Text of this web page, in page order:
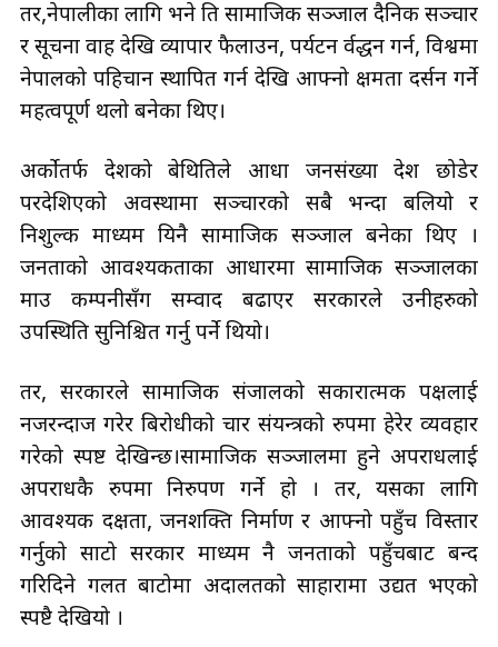
तर,नेपालीका लागि भने ति सामाजिक सञ्जाल दैनिक सञ्चार
र सूचना प्रवाह देखि व्यापार फैलाउन, पर्यटन प्रर्वद्धन गर्न, विश्वमा
नेपालको पहिचान स्थापित गर्न देखि आफ्नो क्षमता प्रदर्सन गर्ने
महत्वपूर्ण थलो बनेका थिए।
अर्कोतर्फ देशको बेथितिले आधा जनसंख्या देश छोडेर
परदेशिएको अवस्थामा सञ्चारको सबै भन्दा बलियो र
निशुल्क माध्यम यिनै सामाजिक सञ्जाल बनेका थिए ।
जनताको आवश्यकताका आधारमा सामाजिक सञ्जालका
माउ कम्पनीसँग सम्वाद बढाएर सरकारले उनीहरुको
उपस्थिति सुनिश्चित गर्नु पर्ने थियो।
तर, सरकारले सामाजिक संजालको सकारात्मक पक्षलाई
नजरन्दाज गरेर बिरोधीको प्रचार संयन्त्रको रुपमा हेरेर व्यवहार
गरेको स्पष्ट देखिन्छ।सामाजिक सञ्जालमा हुने अपराधलाई
अपराधकै रुपमा निरुपण गर्ने हो । तर, यसका लागि
आवश्यक दक्षता, जनशक्ति निर्माण र आफ्नो पहुँच विस्तार
गर्नुको साटो सरकार माध्यम नै जनताको पहुँचबाट बन्द
गरिदिने गलत बाटोमा अदालतको साहारामा उद्यत भएको
स्पष्टै देखियो ।